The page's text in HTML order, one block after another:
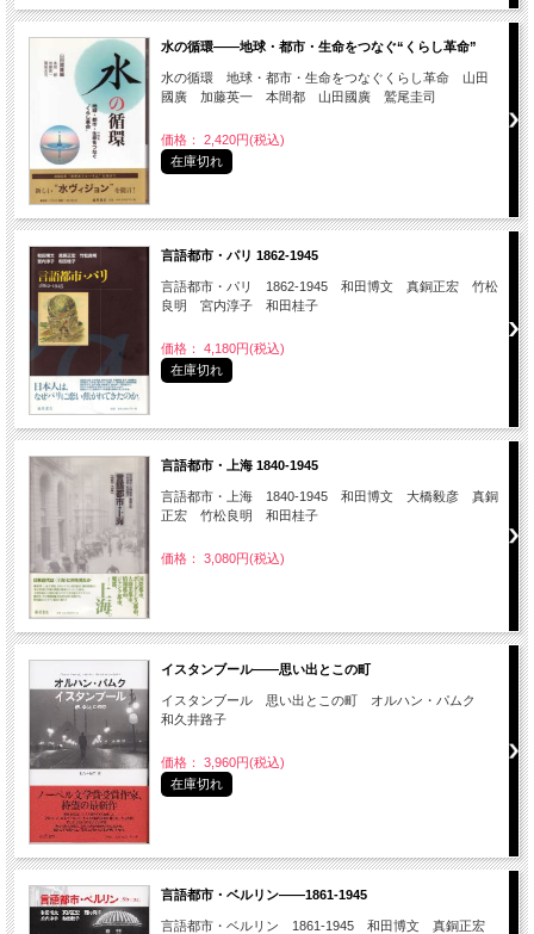
水の循環――地球・都市・生命をつなぐ“くらし革命”
水の循環 地球・都市・生命をつなぐくらし革命 山田
國廣 加藤英一 本間都 山田國廣 鷲尾圭司
価格： 2,420円(税込)
在庫切れ
言語都市・パリ 1862-1945
言語都市・パリ 1862-1945 和田博文 真銅正宏 竹松
良明 宮内淳子 和田桂子
価格： 4,180円(税込)
在庫切れ
言語都市・上海 1840-1945
言語都市・上海 1840-1945 和田博文 大橋毅彦 真銅
正宏 竹松良明 和田桂子
価格： 3,080円(税込)
イスタンブール――思い出とこの町
イスタンブール 思い出とこの町 オルハン・パムク
和久井路子
価格： 3,960円(税込)
在庫切れ
言語都市・ベルリン――1861-1945
言語都市・ベルリン 1861-1945 和田博文 真銅正宏